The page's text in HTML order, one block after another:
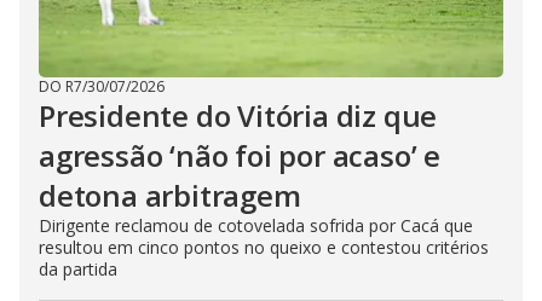
DO R7/30/07/2026
Presidente do Vitória diz que
agressão ‘não foi por acaso’ e
detona arbitragem
Dirigente reclamou de cotovelada sofrida por Cacá que
resultou em cinco pontos no queixo e contestou critérios
da partida